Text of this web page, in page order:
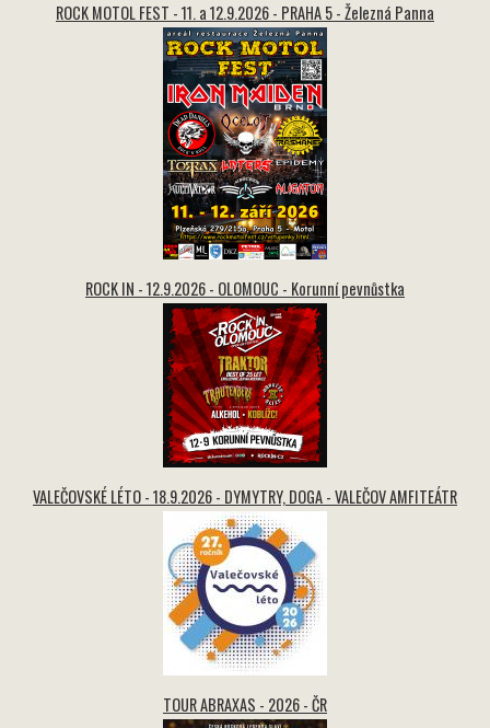
ROCK MOTOL FEST - 11. a 12.9.2026 - PRAHA 5 - Železná Panna
ROCK IN - 12.9.2026 - OLOMOUC - Korunní pevnůstka
VALEČOVSKÉ LÉTO - 18.9.2026 - DYMYTRY, DOGA - VALEČOV AMFITEÁTR
TOUR ABRAXAS - 2026 - ČR